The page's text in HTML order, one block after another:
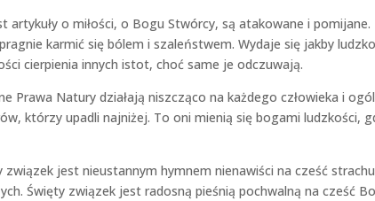
artykuły o miłości, o Bogu Stwórcy, są atakowane i
karmić się bólem i szaleństwem. Wydaje się jakby
cierpienia innych istot, choć same je odczuwają.
Prawa Natury działają niszcząco na każdego człowieka i
którzy upadli najniżej. To oni mienią się bogami ludzkości,
związek jest nieustannym hymnem nienawiści na cześć
Święty związek jest radosną pieśnią pochwalną na cześć